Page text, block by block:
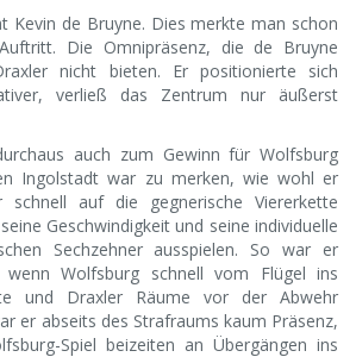
Kevin de Bruyne. Dies merkte man schon
Die Omnipräsenz, die de Bruyne
nicht bieten. Er positionierte sich
verließ das Zentrum nur äußerst
auch zum Gewinn für Wolfsburg
Ingolstadt war zu merken, wie wohl er
auf die gegnerische Viererkette
Geschwindigkeit und seine individuelle
Sechzehner ausspielen. So war er
wenn Wolfsburg schnell vom Flügel ins
und Draxler Räume vor der Abwehr
er abseits des Strafraums kaum Präsenz,
Spiel beizeiten an Übergängen ins